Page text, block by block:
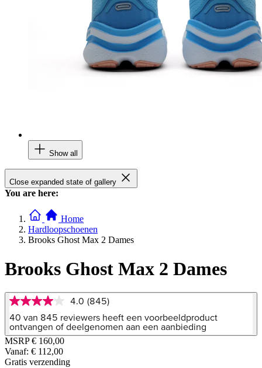
Show all
Close expanded state of gallery
You are here:
Home
Hardloopschoenen
Brooks Ghost Max 2 Dames
Brooks Ghost Max 2 Dames
4.0
van
5
sterren,
gemiddelde
scorewaarde.
Read
4.0 (845)
40 van 845 reviewers heeft een voorbeeldproduct
ontvangen of deelgenomen aan een aanbieding
MSRP € 160,00
Vanaf: € 112,00
Gratis verzending